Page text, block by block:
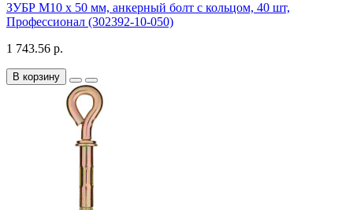
ЗУБР М10 x 50 мм, анкерный болт с кольцом, 40 шт,
Профессионал (302392-10-050)
1 743.56 р.
В корзину